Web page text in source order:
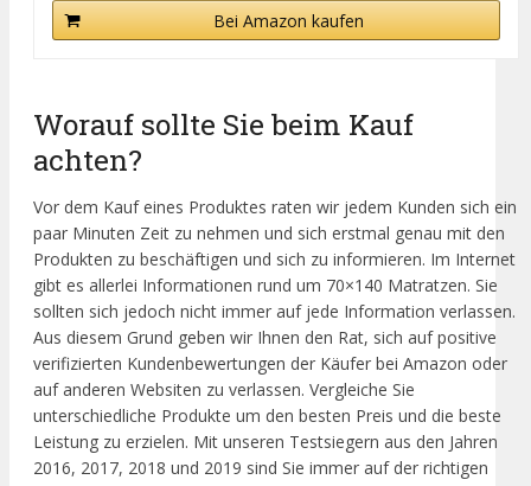
Bei Amazon kaufen
Worauf sollte Sie beim Kauf
achten?
Vor dem Kauf eines Produktes raten wir jedem Kunden sich ein
paar Minuten Zeit zu nehmen und sich erstmal genau mit den
Produkten zu beschäftigen und sich zu informieren. Im Internet
gibt es allerlei Informationen rund um 70×140 Matratzen. Sie
sollten sich jedoch nicht immer auf jede Information verlassen.
Aus diesem Grund geben wir Ihnen den Rat, sich auf positive
verifizierten Kundenbewertungen der Käufer bei Amazon oder
auf anderen Websiten zu verlassen. Vergleiche Sie
unterschiedliche Produkte um den besten Preis und die beste
Leistung zu erzielen. Mit unseren Testsiegern aus den Jahren
2016, 2017, 2018 und 2019 sind Sie immer auf der richtigen